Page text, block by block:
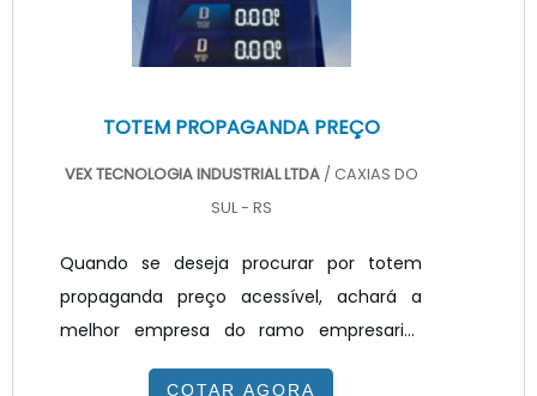
TOTEM PROPAGANDA PREÇO
VEX TECNOLOGIA INDUSTRIAL LTDA / CAXIAS DO
SUL - RS
Quando se deseja procurar por totem
propaganda preço acessível, achará a
melhor empresa do ramo empresarial.
Solicitando um orçamento na melhor
COTAR AGORA